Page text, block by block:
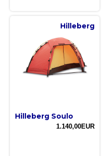
Hilleberg
Hilleberg Soulo
1.140,00EUR